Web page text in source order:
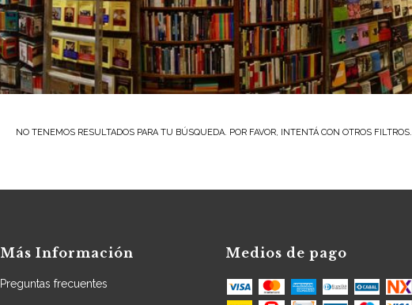
NO TENEMOS RESULTADOS PARA TU BÚSQUEDA. POR FAVOR, INTENTÁ CON OTROS FILTROS.
Más Información
Preguntas frecuentes
Medios de pago